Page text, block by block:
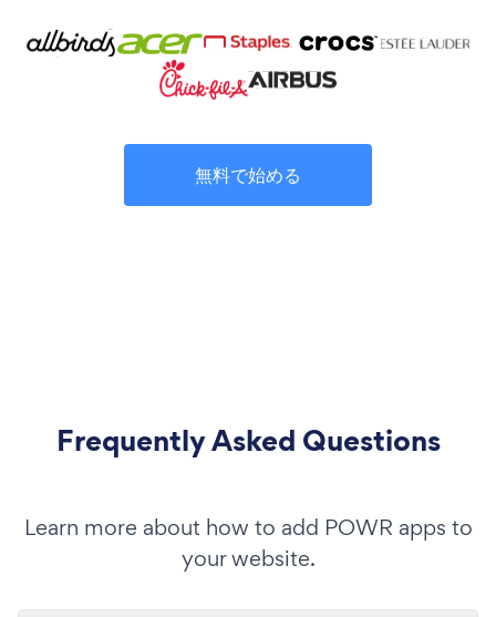
無料で始める
Frequently Asked Questions
Learn more about how to add POWR apps to
your website.